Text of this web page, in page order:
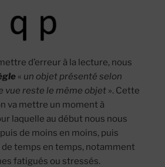
d’erreur à la lecture, nous
« un objet présenté selon
vue reste le même objet ». Cette
va mettre un moment à
laquelle au début nous nous
de moins en moins, puis
temps en temps, notamment
fatigués ou stressés.